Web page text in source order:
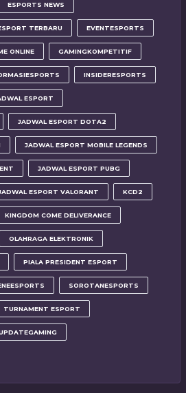
ESPORTS NEWS
TERBARU EVENTESPORTS
ONLINE GAMINGKOMPETITIF
INSIDERESPORTS
ESPORT
JADWAL ESPORT DOTA2
JADWAL ESPORT MOBILE LEGENDS
JADWAL ESPORT PUBG
ESPORT VALORANT KCD2
KINGDOM COME DELIVERANCE
OLAHRAGA ELEKTRONIK
PIALA PRESIDENT ESPORT
SOROTANESPORTS
TURNAMENT ESPORT